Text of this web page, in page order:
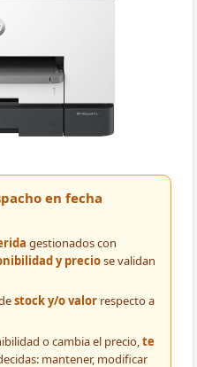
en fecha
gestionados con
y preciose validan
stock y/o valorrespecto a
o cambia el precio,te
mantener, modificar